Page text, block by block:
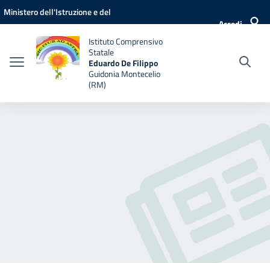
Vai ai contenuti
Vai al menu di navigazione
Vai al footer
Ministero dell'Istruzione e del
Accedi
Istituto Comprensivo
Statale
Eduardo De Filippo
Guidonia Montecelio
(RM)